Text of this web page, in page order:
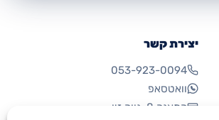
יצירת קשר
053-923-0094
וואטסאפ
התאנה 8, נווה זיו